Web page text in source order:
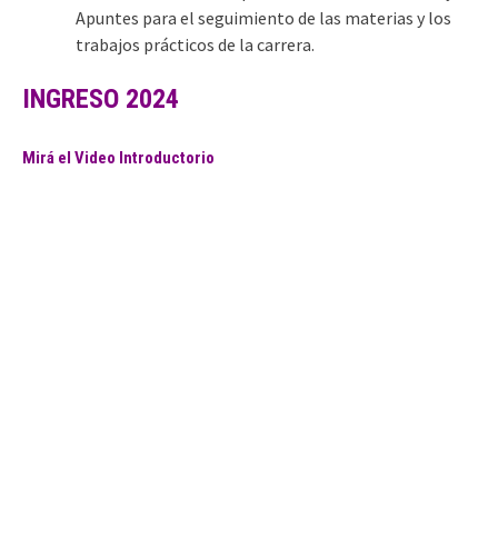
Apuntes para el seguimiento de las materias y los
trabajos prácticos de la carrera.
INGRESO 2024
Mirá el Video Introductorio